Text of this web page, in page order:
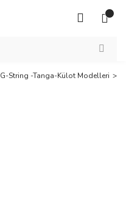
G-String -Tanga-Külot Modelleri